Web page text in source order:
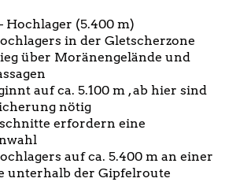
Hochlager (5.400 m)
in der Gletscherzone
über Moränengelände und
auf ca. 5.100 m , ab hier sind
nötig
erfordern eine
auf ca. 5.400 m an einer
unterhalb der Gipfelroute